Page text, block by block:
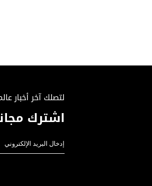
لتصلك آخر أخبار
اشترك